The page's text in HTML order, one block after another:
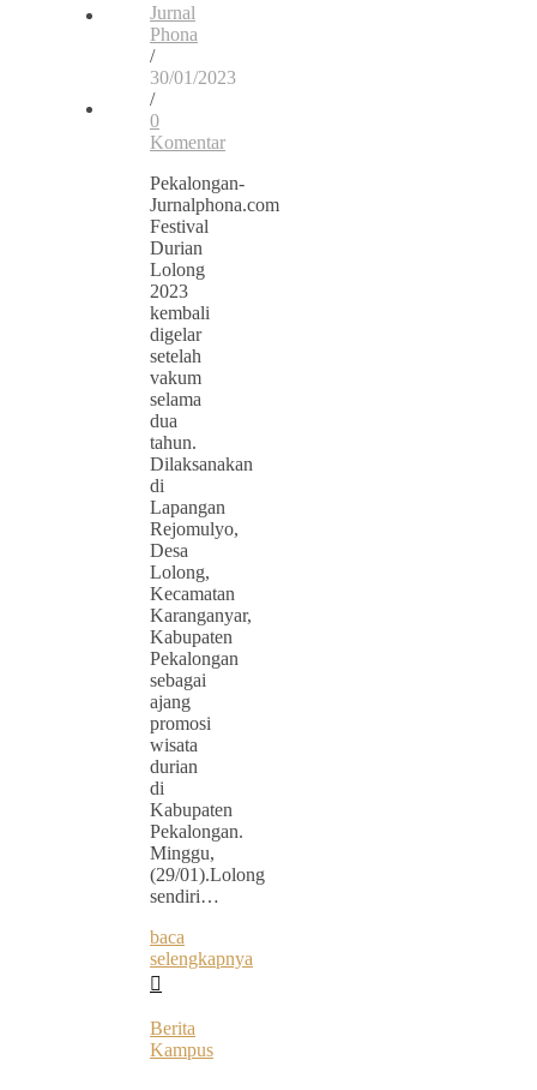
Jurnal
Phona
/
30/01/2023
/
0
Komentar
Pekalongan-
Jurnalphona.com
Festival
Durian
Lolong
2023
kembali
digelar
setelah
vakum
selama
dua
tahun.
Dilaksanakan
di
Lapangan
Rejomulyo,
Desa
Lolong,
Kecamatan
Karanganyar,
Kabupaten
Pekalongan
sebagai
ajang
promosi
wisata
durian
di
Kabupaten
Pekalongan.
Minggu,
(29/01).Lolong
sendiri…
baca
selengkapnya
Berita
Kampus